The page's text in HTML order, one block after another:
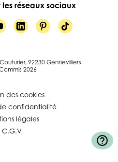
les réseaux sociaux
92230 Gennevilliers
2026
des cookies
confidentialité
légales
C.G.V
help_outline